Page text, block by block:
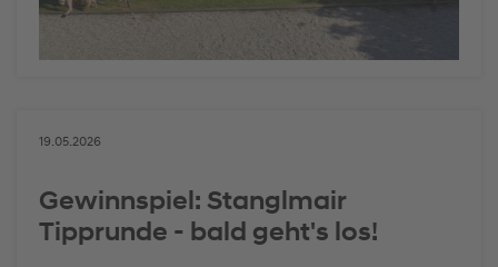
19.05.2026
Gewinnspiel: Stanglmair
Tipprunde - bald geht's los!